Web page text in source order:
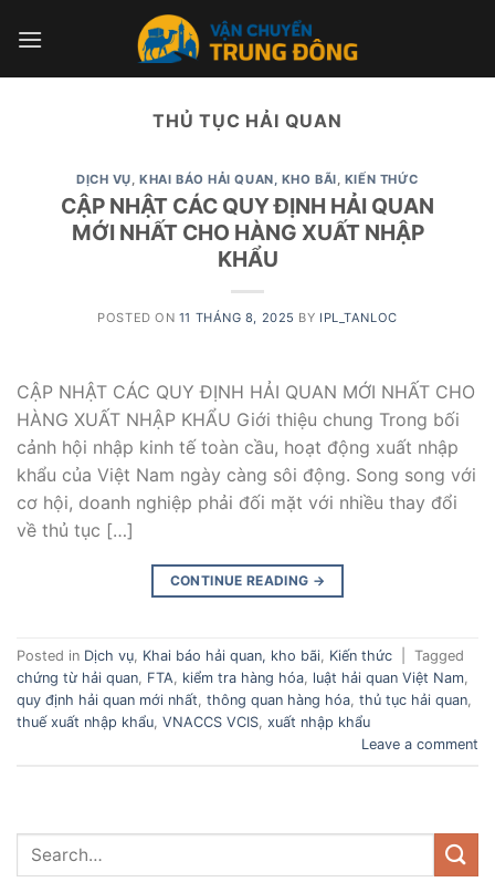
THỦ TỤC HẢI QUAN
DỊCH VỤ,KHAI BÁO HẢI QUAN, KHO BÃI, KIẾN THỨC
CẬP NHẬT CÁC QUY ĐỊNH HẢI QUAN
MỚI NHẤT CHO HÀNG XUẤT NHẬP
KHẨU
POSTED ON 11 THÁNG 8, 2025 BY IPL_TANLOC
CẬP NHẬT CÁC QUY ĐỊNH HẢI QUAN MỚI NHẤT CHO
HÀNG XUẤT NHẬP KHẨU Giới thiệu chung Trong bối
cảnh hội nhập kinh tế toàn cầu, hoạt động xuất nhập
khẩu của Việt Nam ngày càng sôi động. Song song với
cơ hội, doanh nghiệp phải đối mặt với nhiều thay đổi
về thủ tục […]
CONTINUE READING →
Posted in Dịch vụ Khai báo hải quan, kho bãi Kiến thức
Tagged
chứng từ hải quan FTA kiểm tra hàng hóa luật hải quan Việt Nam
quy định hải quan mới nhất thông quan hàng hóa thủ tục hải quan
thuế xuất nhập khẩu VNACCS VCIS xuất nhập khẩu
Leave a comment